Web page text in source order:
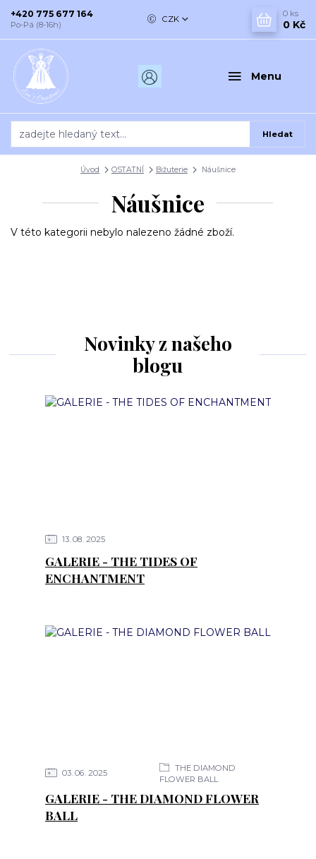
Menu
CZK
Hledat
+420 775 677 164
Po-Pá (8-16h)
0 ks
0 Kč
Úvod OSTATNÍ Bižuterie Náušnice
Náušnice
V této kategorii nebylo nalezeno žádné zboží.
Novinky z našeho
blogu
13 08 2025
GALERIE - THE TIDES OF
ENCHANTMENT
03 06 2025
THE DIAMOND
FLOWER BALL
GALERIE - THE DIAMOND FLOWER
BALL